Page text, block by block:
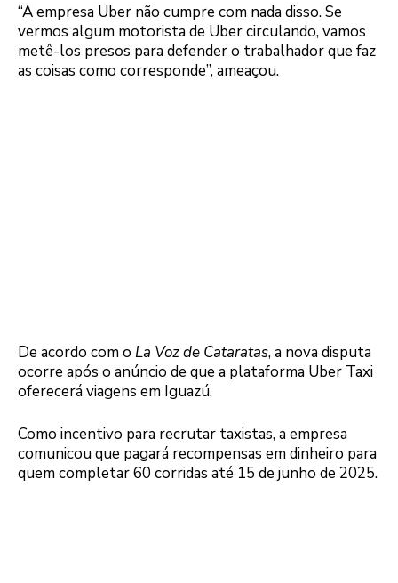
“A empresa Uber não cumpre com nada disso. Se
vermos algum motorista de Uber circulando, vamos
metê-los presos para defender o trabalhador que faz
as coisas como corresponde”, ameaçou.
De acordo com o La Voz de Cataratas, a nova disputa
ocorre após o anúncio de que a plataforma Uber Taxi
oferecerá viagens em Iguazú.
Como incentivo para recrutar taxistas, a empresa
comunicou que pagará recompensas em dinheiro para
quem completar 60 corridas até 15 de junho de 2025.